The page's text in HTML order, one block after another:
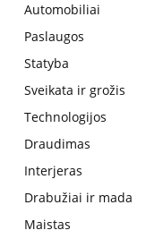
Automobiliai
Paslaugos
Statyba
Sveikata ir grožis
Technologijos
Draudimas
Interjeras
Drabužiai ir mada
Maistas